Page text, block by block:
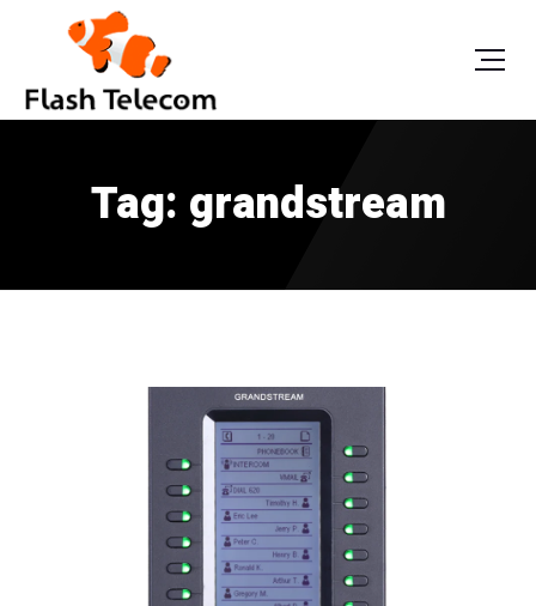
Tag: grandstream